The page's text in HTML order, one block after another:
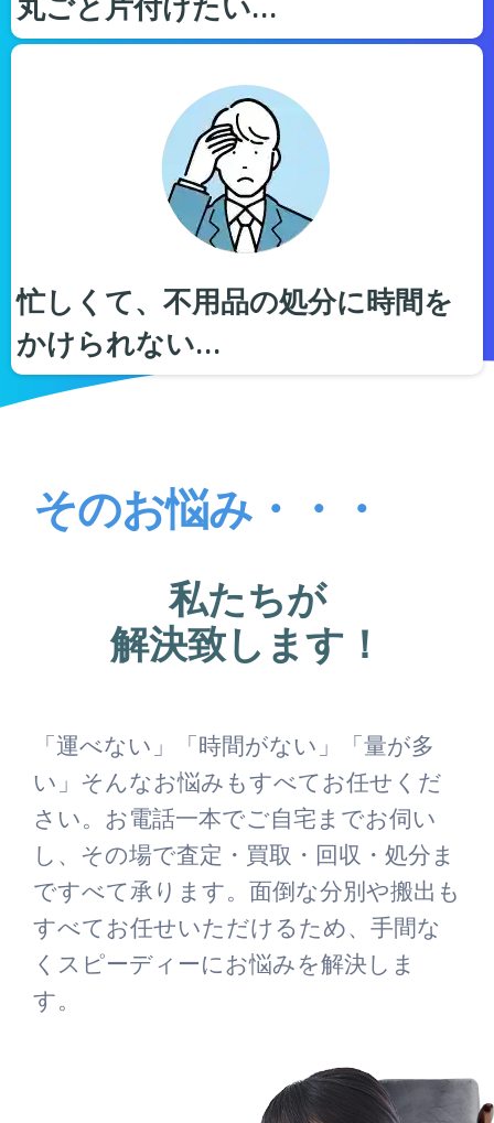
忙しくて、不用品の処分に時間を
かけられない…
そのお悩み・・・
私たちが
解決致します！
「運べない」「時間がない」「量が多
い」そんなお悩みもすべてお任せくだ
さい。お電話一本でご自宅までお伺い
し、その場で査定・買取・回収・処分ま
ですべて承ります。面倒な分別や搬出も
すべてお任せいただけるため、手間な
くスピーディーにお悩みを解決しま
す。